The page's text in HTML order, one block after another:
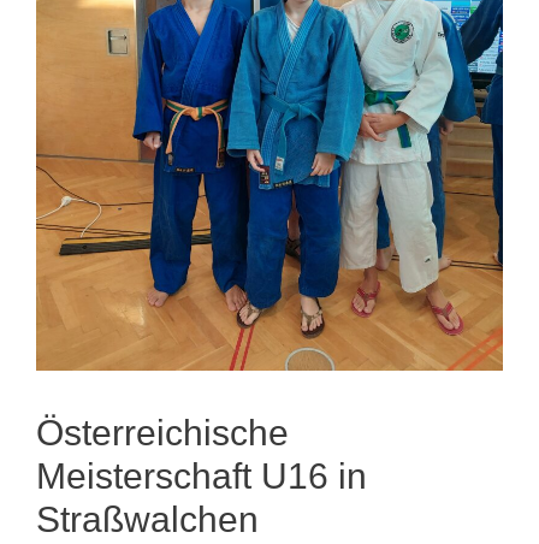
Österreichische
Meisterschaft U16 in
Straßwalchen